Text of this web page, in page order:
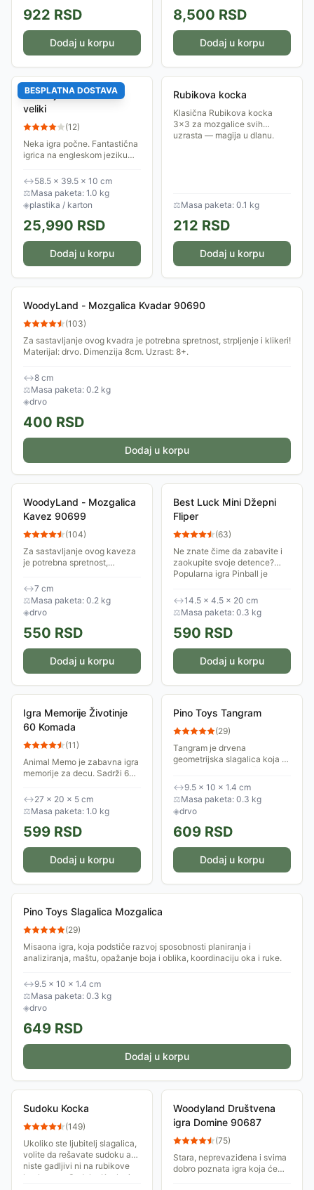
922 RSD
Dodaj u korpu
8,500 RSD
Dodaj u korpu
BESPLATNA DOSTAVA
Jumanji Game Board
veliki
(12)
Neka igra počne. Fantastična
igrica na engleskom jeziku
srce džungle, a da li ćete se
vratiti zavisi od vas.
↔58.5 × 39.5 × 10 cm
⚖Masa paketa: 1.0 kg
◈plastika / karton
25,990 RSD
Dodaj u korpu
Rubikova kocka
Klasična Rubikova kocka
3×3 za mozgalice svih
uzrasta — magija u dlanu.
⚖Masa paketa: 0.1 kg
212 RSD
Dodaj u korpu
WoodyLand - Mozgalica Kvadar 90690
(103)
Za sastavljanje ovog kvadra je potrebna spretnost, strpljenje i klikeri!
Materijal: drvo. Dimenzija 8cm. Uzrast: 8+.
↔8 cm
⚖Masa paketa: 0.2 kg
◈drvo
400 RSD
Dodaj u korpu
WoodyLand - Mozgalica
Kavez 90699
(104)
Za sastavljanje ovog kaveza
je potrebna spretnost,
drvo. Dimenzija 7cm. Uzrast:
8+.
↔7 cm
⚖Masa paketa: 0.2 kg
◈drvo
550 RSD
Dodaj u korpu
Best Luck Mini Džepni
Fliper
(63)
Ne znate čime da zabavite i
zaokupite svoje detence?
Popularna igra Pinball je
mališana da ručicama proba
da ubaci loptice...
↔14.5 × 4.5 × 20 cm
⚖Masa paketa: 0.3 kg
590 RSD
Dodaj u korpu
Igra Memorije Životinje
60 Komada
(11)
Animal Memo je zabavna igra
memorije za decu. Sadrži 60
životinja. Cilj igre je da se
pronađu dva para identičnih...
↔27 × 20 × 5 cm
⚖Masa paketa: 1.0 kg
599 RSD
Dodaj u korpu
Pino Toys Tangram
(29)
Tangram je drvena
geometrijska slagalica koja se
Pokažite mališanima kako da
od njih naprave različite
oblike.
↔9.5 × 10 × 1.4 cm
⚖Masa paketa: 0.3 kg
◈drvo
609 RSD
Dodaj u korpu
Pino Toys Slagalica Mozgalica
(29)
Misaona igra, koja podstiče razvoj sposobnosti planiranja i
analiziranja, maštu, opažanje boja i oblika, koordinaciju oka i ruke.
↔9.5 × 10 × 1.4 cm
⚖Masa paketa: 0.3 kg
◈drvo
649 RSD
Dodaj u korpu
Sudoku Kocka
(149)
Ukoliko ste ljubitelj slagalica,
volite da rešavate sudoku a
niste gadljivi ni na rubikove
kocke, ova Sudoku Kocka je
Woodyland Društvena
igra Domine 90687
(75)
Stara, neprevaziđena i svima
dobro poznata igra koja će